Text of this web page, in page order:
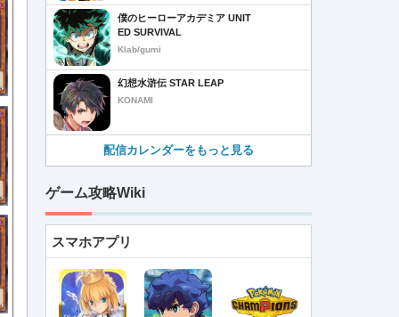
僕のヒーローアカデミア UNIT
ED SURVIVAL
Klab/gumi
幻想水滸伝 STAR LEAP
KONAMI
配信カレンダーをもっと見る
ゲーム攻略Wiki
スマホアプリ